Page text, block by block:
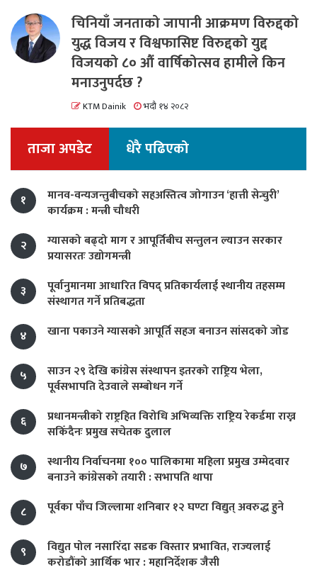
चिनियाँ जनताको जापानी आक्रमण विरुद्दको
युद्ध विजय र विश्वफासिष्ट विरुद्दको युद्द
विजयको ८० औं वार्षिकोत्सव हामीले किन
मनाउनुपर्दछ ?
KTM Dainik भदौ १४ २०८२
ताजा अपडेट धेरै पढिएको
१
मानव-वन्यजन्तुबीचको सहअस्तित्व जोगाउन ‘हात्ती सेन्चुरी’
कार्यक्रम : मन्त्री चौधरी
२
ग्यासको बढ्दो माग र आपूर्तिबीच सन्तुलन ल्याउन सरकार
प्रयासरतः उद्योगमन्त्री
३
पूर्वानुमानमा आधारित विपद् प्रतिकार्यलाई स्थानीय तहसम्म
संस्थागत गर्ने प्रतिबद्धता
४
खाना पकाउने ग्यासको आपूर्ति सहज बनाउन सांसदको जोड
५
साउन २९ देखि कांग्रेस संस्थापन इतरको राष्ट्रिय भेला,
पूर्वसभापति देउवाले सम्बोधन गर्ने
६
प्रधानमन्त्रीको राष्ट्रहित विरोधि अभिव्यक्ति राष्ट्रिय रेकर्डमा राख्न
सकिँदैनः प्रमुख सचेतक दुलाल
७
स्थानीय निर्वाचनमा १०० पालिकामा महिला प्रमुख उम्मेदवार
बनाउने कांग्रेसको तयारी : सभापति थापा
८
पूर्वका पाँच जिल्लामा शनिबार १२ घण्टा विद्युत् अवरुद्ध हुने
९
विद्युत पोल नसारिँदा सडक विस्तार प्रभावित, राज्यलाई
करोडौंको आर्थिक भार : महानिर्देशक जैसी